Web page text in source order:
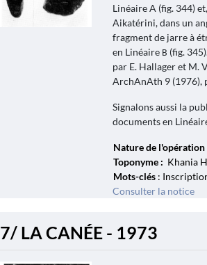
Linéaire A (fig. 344)
Aikatérini, dans un
fragment de jarre à
en Linéaire В (fig.
par E. Hallager et M.
ArchAnAth 9 (1976),
Signalons aussi la
documents en
Nature de l'opération
Toponyme : Khania
Mots-clés:
Consulter la notice
7/ LA CANÉE - 1973